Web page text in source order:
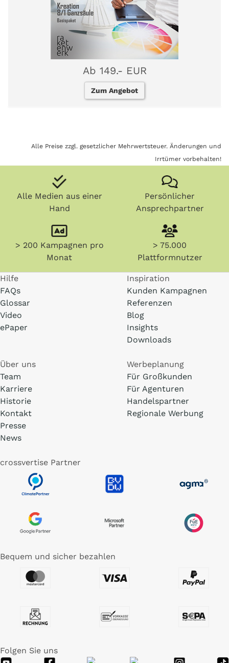
Ab 149.- EUR
Zum Angebot
Alle Preise zzgl. gesetzlicher Mehrwertsteuer. Änderungen und
Irrtümer vorbehalten!
Alle Medien aus einer
Hand
Persönlicher
Ansprechpartner
> 200 Kampagnen pro
Monat
> 75.000
Plattformnutzer
Hilfe
FAQs
Glossar
Video
ePaper
Inspiration
Kunden Kampagnen
Referenzen
Blog
Insights
Downloads
Über uns
Team
Karriere
Historie
Kontakt
Presse
News
Werbeplanung
Für Großkunden
Für Agenturen
Handelspartner
Regionale Werbung
crossvertise Partner
Bequem und sicher bezahlen
Folgen Sie uns